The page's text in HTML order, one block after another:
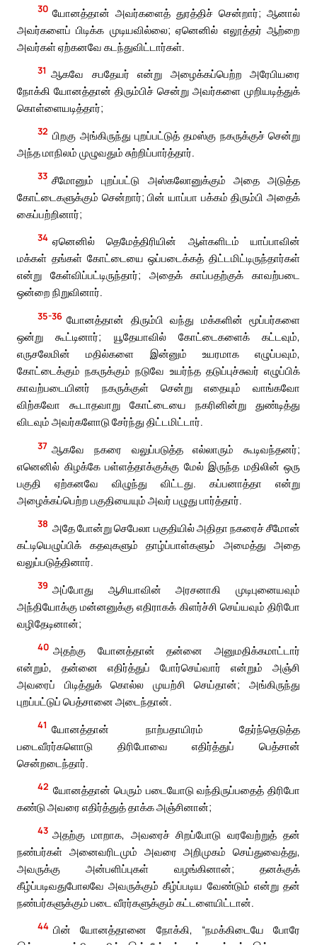
30 யோனத்தான் அவர்களைத் துரத்திச் சென்றார்; ஆனால்
அவர்களைப் பிடிக்க முடியவில்லை; ஏனெனில் எலூத்தர் ஆற்றை
அவர்கள் ஏற்கனவே கடந்துவிட்டார்கள்.
31 ஆகவே சபதேயர் என்று அழைக்கப்பெற்ற அரேபியரை
நோக்கி யோனத்தான் திரும்பிச் சென்று அவர்களை முறியடித்துக்
கொள்ளையடித்தார்;
32 பிறகு அங்கிருந்து புறப்பட்டுத் தமஸ்கு நகருக்குச் சென்று
அந்த மாநிலம் முழுவதும் சுற்றிப்பார்த்தார்.
33 சீமோனும் புறப்பட்டு அஸ்கலோனுக்கும் அதை அடுத்த
கோட்டைகளுக்கும் சென்றார்; பின் யாப்பா பக்கம் திரும்பி அதைக்
கைப்பற்றினார்;
34 ஏனெனில் தெமேத்திரியின் ஆள்களிடம் யாப்பாவின்
மக்கள் தங்கள் கோட்டையை ஒப்படைக்கத் திட்டமிட்டிருந்தார்கள்
என்று கேள்விப்பட்டிருந்தார்; அதைக் காப்பதற்குக் காவற்படை
ஒன்றை நிறுவினார்.
35-36 யோனத்தான் திரும்பி வந்து மக்களின் மூப்பர்களை
ஒன்று கூட்டினார்; யூதேயாவில் கோட்டைகளைக் கட்டவும்,
எருசலேமின் மதில்களை இன்னும் உயரமாக எழுப்பவும்,
கோட்டைக்கும் நகருக்கும் நடுவே உயர்ந்த தடுப்புச்சுவர் எழுப்பிக்
காவற்படையினர் நகருக்குள் சென்று எதையும் வாங்கவோ
விற்கவோ கூடாதவாறு கோட்டையை நகரினின்று துண்டித்து
விடவும் அவர்களோடு சேர்ந்து திட்டமிட்டார்.
37 ஆகவே நகரை வலுப்படுத்த எல்லாரும் கூடிவந்தனர்;
எனெனில் கிழக்கே பள்ளத்தாக்குக்கு மேல் இருந்த மதிலின் ஒரு
பகுதி ஏற்கனவே விழுந்து விட்டது. கப்பனாத்தா என்று
அழைக்கப்பெற்ற பகுதியையும் அவர் பழுது பார்த்தார்.
38 அதே போன்று செபேலா பகுதியில் அதிதா நகரைச் சீமோன்
கட்டியெழுப்பிக் கதவுகளும் தாழ்ப்பாள்களும் அமைத்து அதை
வலுப்படுத்தினார்.
39 அப்போது ஆசியாவின் அரசனாகி முடிபுனையவும்
அந்தியோக்கு மன்னனுக்கு எதிராகக் கிளர்ச்சி செய்யவும் திரிபோ
வழிதேடினான்;
40 அதற்கு யோனத்தான் தன்னை அனுமதிக்கமாட்டார்
என்றும், தன்னை எதிர்த்துப் போர்செய்வார் என்றும் அஞ்சி
அவரைப் பிடித்துக் கொல்ல முயற்சி செய்தான்; அங்கிருந்து
புறப்பட்டுப் பெத்சானை அடைந்தான்.
41 யோனத்தான் நாற்பதாயிரம் தேர்ந்தெடுத்த
படைவீரர்களொடு திரிபோவை எதிர்த்துப் பெத்சான்
சென்றடைந்தார்.
42 யோனத்தான் பெரும் படையோடு வந்திருப்பதைத் திரிபோ
கண்டு அவரை எதிர்த்துத் தாக்க அஞ்சினான்;
43 அதற்கு மாறாக, அவரைச் சிறப்போடு வரவேற்றுத் தன்
நண்பர்கள் அனைவரிடமும் அவரை அறிமுகம் செய்துவைத்து,
அவருக்கு அன்பளிப்புகள் வழங்கினான்; தனக்குக்
கீழ்ப்படிவதுபோலவே அவருக்கும் கீழ்ப்படிய வேண்டும் என்று தன்
நண்பர்களுக்கும் படை வீரர்களுக்கும் கட்டளையிட்டான்.
44 பின் யோனத்தானை நோக்கி, “நமக்கிடையே போரே